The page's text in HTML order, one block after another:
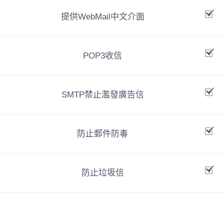
提供WebMail中文介面
POP3收信
SMTP禁止濫發廣告信
防止郵件防毒
防止垃圾信